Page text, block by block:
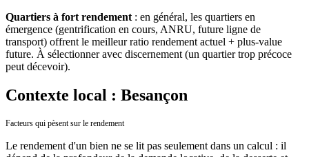
Quartiers à fort rendement : en général, les quartiers en
émergence (gentrification en cours, ANRU, future ligne de
transport) offrent le meilleur ratio rendement actuel + plus-value
future. À sélectionner avec discernement (un quartier trop précoce
peut décevoir).
Contexte local : Besançon
Facteurs qui pèsent sur le rendement
Le rendement d'un bien ne se lit pas seulement dans un calcul : il